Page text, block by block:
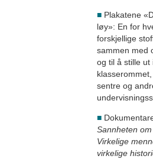
■ Plakatene
løy»: En for
forskjellige
sammen med
og til å stille ut
sentre og
■
Sannheten
Virkelige
virkelige